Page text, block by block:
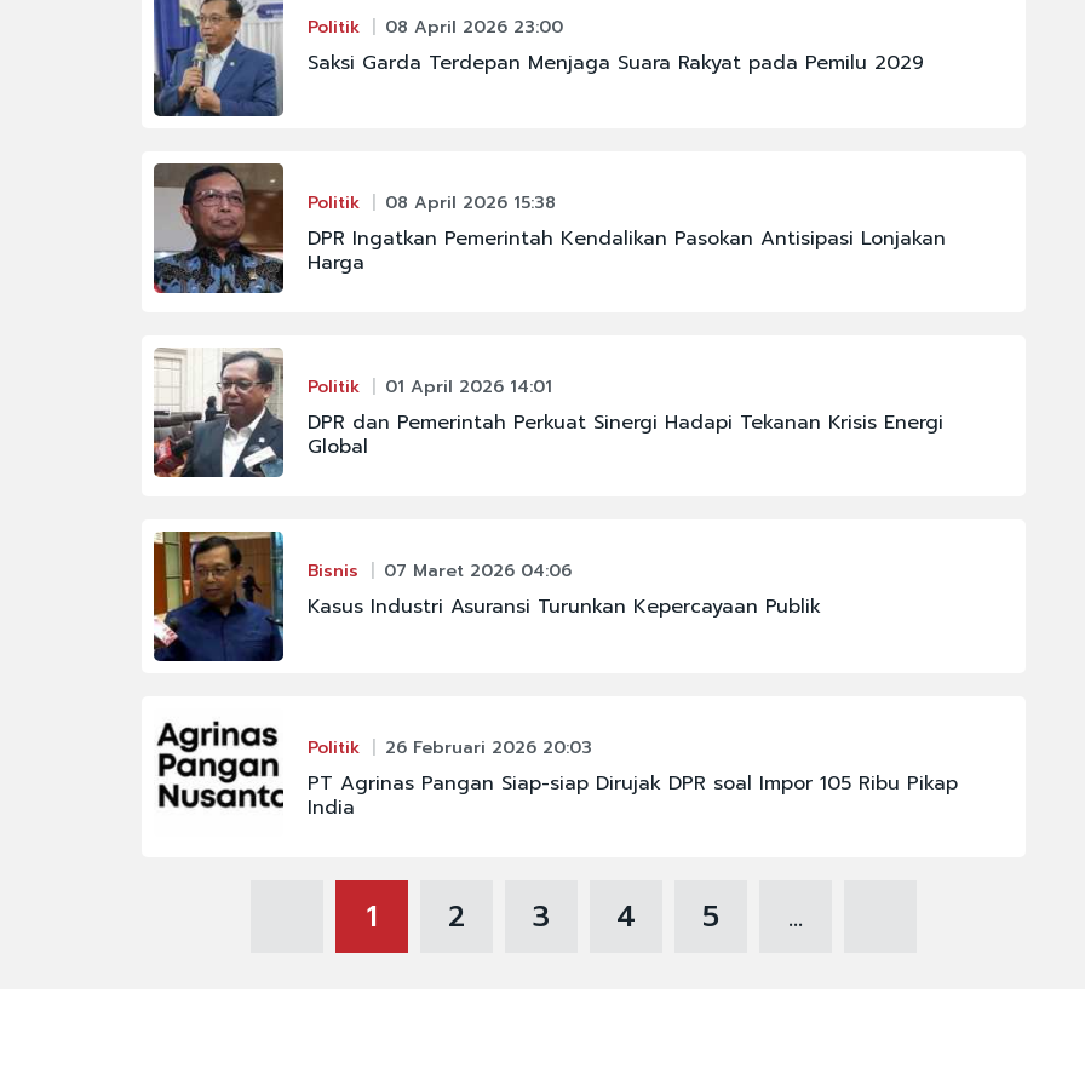
Politik 08 April 2026 23:00
Saksi Garda Terdepan Menjaga Suara Rakyat pada Pemilu 2029
Politik 08 April 2026 15:38
DPR Ingatkan Pemerintah Kendalikan Pasokan Antisipasi Lonjakan
Harga
Politik 01 April 2026 14:01
DPR dan Pemerintah Perkuat Sinergi Hadapi Tekanan Krisis Energi
Global
Bisnis 07 Maret 2026 04:06
Kasus Industri Asuransi Turunkan Kepercayaan Publik
Politik 26 Februari 2026 20:03
PT Agrinas Pangan Siap-siap Dirujak DPR soal Impor 105 Ribu Pikap
India
1 2 3 4 5 ...